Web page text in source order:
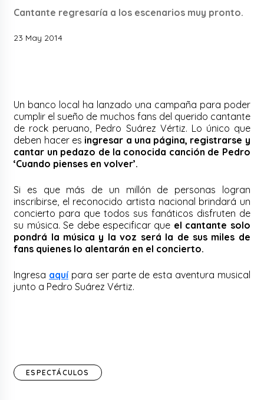
Cantante regresaría a los escenarios muy pronto.
23 May 2014
Un banco local ha lanzado una campaña para poder
cumplir el sueño de muchos fans del querido cantante
de rock peruano, Pedro Suárez Vértiz. Lo único que
deben hacer es ingresar a una página, registrarse y
cantar un pedazo de la conocida canción de Pedro
‘Cuando pienses en volver’.
Si es que más de un millón de personas logran
inscribirse, el reconocido artista nacional brindará un
concierto para que todos sus fanáticos disfruten de
su música. Se debe especificar que el cantante solo
pondrá la música y la voz será la de sus miles de
fans quienes lo alentarán en el concierto.
Ingresa aquípara ser parte de esta aventura musical
junto a Pedro Suárez Vértiz.
ESPECTÁCULOS